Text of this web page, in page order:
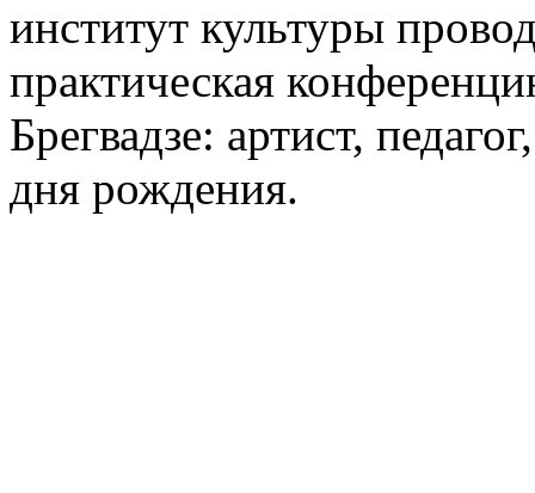
институт культуры
практическая
Брегвадзе: артист,
дня рождения.